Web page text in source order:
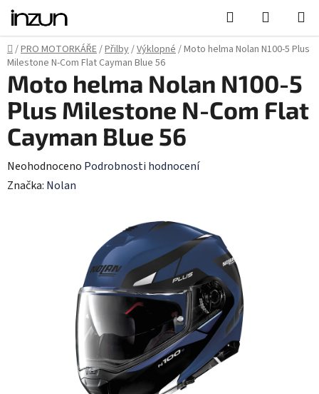
Přejít
obsah
Hledat
KOŠÍK
Domů
/PRO MOTORKÁŘE/Přilby/Výklopné/Moto helma Nolan N100-5 Plus
Milestone N-Com Flat Cayman Blue 56
Moto helma Nolan N100-5
Plus Milestone N-Com Flat
Cayman Blue 56
Průměrné
hodnocení
Neohodnoceno Podrobnosti hodnocení
Značka: Nolan